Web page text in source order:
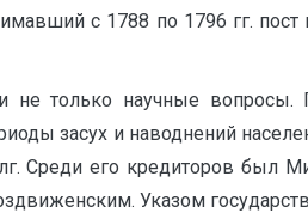
с 1788 по 1796 гг.
не только научные
засух и наводнений
Среди его кредиторов был
Указом